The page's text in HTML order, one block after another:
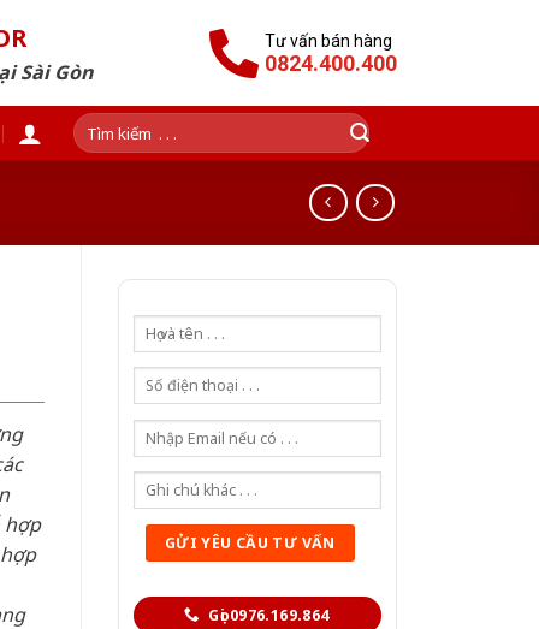
Sài Gòn
Tư vấn bán hàng
0824.400.400
Tìm
kiếm:
Gọi 0976.169.864
hợp